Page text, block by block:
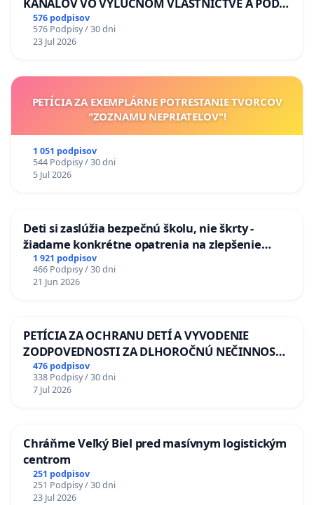
KONTROLOU SLOVENSKEJ REPUBLIKY & žiadosť
na riešenie zanedbaného stavu závlahových a
odvodňovacích kanálov na Slovensku
576 podpisov
576 Podpisy / 30 dni
23 Jul 2026
PETÍCIA ZA EXEMPLÁRNE POTRESTANIE TVORCOV
"ZOZNAMU NEPRIATEĽOV"!
1 051 podpisov
544 Podpisy / 30 dni
5 Jul 2026
Deti si zaslúžia bezpečnú školu, nie škrty -
žiadame konkrétne opatrenia na zlepšenie
situácie v školstve
1 921 podpisov
466 Podpisy / 30 dni
21 Jun 2026
PETÍCIA ZA OCHRANU DETÍ A VYVODENIE
ZODPOVEDNOSTI ZA DLHOROČNÚ NEČINNOSŤ
A ZLYHANIE ŠTÁTU
476 podpisov
338 Podpisy / 30 dni
7 Jul 2026
Chráňme Veľký Biel pred masívnym logistickým
centrom
251 podpisov
251 Podpisy / 30 dni
23 Jul 2026